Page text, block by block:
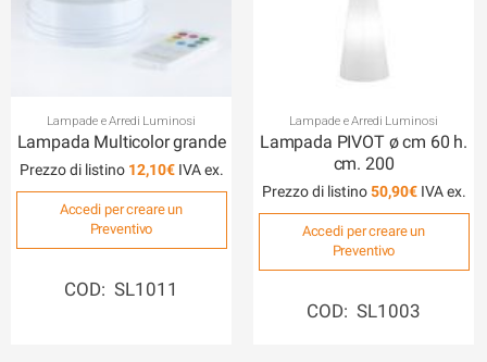
Lampade e Arredi Luminosi
Lampada Multicolor grande
Prezzo di listino 12,10€
Accedi per creare un
Preventivo
COD: SL1011
Lampade e Arredi Luminosi
Lampada PIVOT ø cm 60 h.
cm. 200
Prezzo di listino50,90€
Accedi per creare un
Preventivo
COD: SL1003